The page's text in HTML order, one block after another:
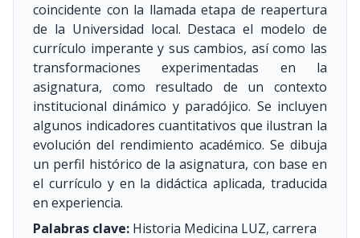
coincidente con la llamada etapa de reapertura
de la Universidad local. Destaca el modelo de
currículo imperante y sus cambios, así como las
transformaciones experimentadas en la
asignatura, como resultado de un contexto
institucional dinámico y paradójico. Se incluyen
algunos indicadores cuantitativos que ilustran la
evolución del rendimiento académico. Se dibuja
un perfil histórico de la asignatura, con base en
el currículo y en la didáctica aplicada, traducida
en experiencia.
Palabras clave: Historia Medicina LUZ, carrera